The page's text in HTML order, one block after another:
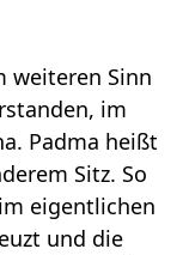
weiteren Sinn
im
Padma heißt
Sitz. So
eigentlichen
und die